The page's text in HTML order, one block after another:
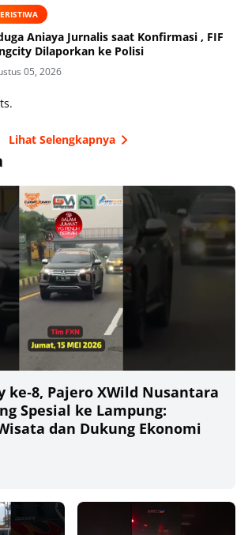
Aniaya Jurnalis saat Konfirmasi , FIF
Dilaporkan ke Polisi
05, 2026
Lihat Selengkapnya
ke‑8, Pajero XWild Nusantara
Spesial ke Lampung:
dan Dukung Ekonomi